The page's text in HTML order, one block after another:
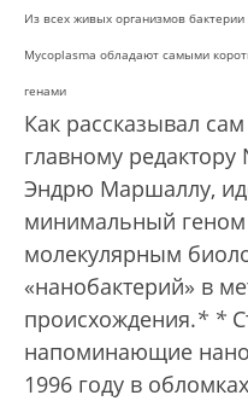
Из всех живых организмов бактерии
Myсoplasma обладают самыми
генами
Как рассказывал
главному
Эндрю Маршаллу,
минимальный
молекулярным
«нанобактерий» в
происхождения.* *
напоминающие
1996 году в